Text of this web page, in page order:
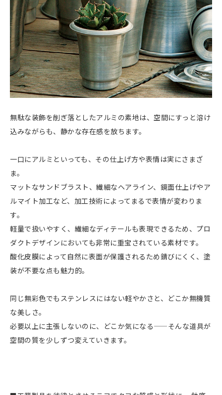
無駄な装飾を削ぎ落としたアルミの素地は、空間にすっと溶け
込みながらも、静かな存在感を放ちます。
一口にアルミといっても、その仕上げ方や表情は実にさまざ
ま。
マットなサンドブラスト、繊細なヘアライン、鏡面仕上げやア
ルマイト加工など、加工技術によってまるで表情が変わりま
す。
軽量で扱いやすく、繊細なディテールも表現できるため、プロ
ダクトデザインにおいても非常に重宝されている素材です。
酸化皮膜によって自然に表面が保護されるため錆びにくく、塗
装が不要な点も魅力的。
同じ無彩色でもステンレスにはない軽やかさと、どこか無機質
な美しさ。
必要以上に主張しないのに、どこか気になる——そんな道具が
空間の質を少しずつ変えていきます。